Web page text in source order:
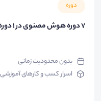
دوره
7 دوره هوش مصنوی در 1 دوره
بدون محدودیت زمانی
اسرار کسب و کارهای آموزشی